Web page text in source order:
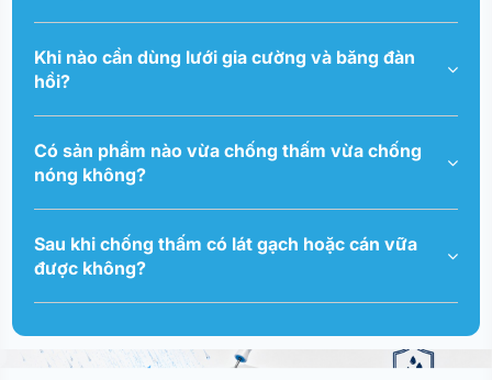
Khi nào cần dùng lưới gia cường và băng đàn
hồi?
Có sản phẩm nào vừa chống thấm vừa chống
nóng không?
Sau khi chống thấm có lát gạch hoặc cán vữa
được không?